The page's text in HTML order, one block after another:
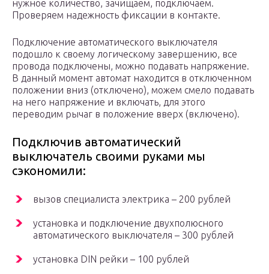
нужное количество, зачищаем, подключаем.
Проверяем надежность фиксации в контакте.
Подключение автоматического выключателя
подошло к своему логическому завершению, все
провода подключены, можно подавать напряжение.
В данный момент автомат находится в отключенном
положении вниз (отключено), можем смело подавать
на него напряжение и включать, для этого
переводим рычаг в положение вверх (включено).
Подключив автоматический
выключатель своими руками мы
сэкономили:
вызов специалиста электрика – 200 рублей
установка и подключение двухполюсного
автоматического выключателя – 300 рублей
установка DIN рейки – 100 рублей